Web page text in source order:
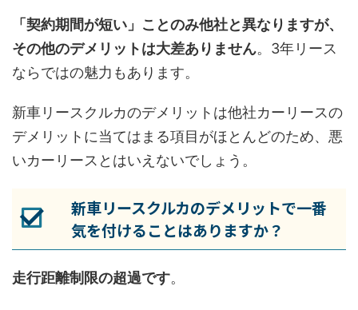
「契約期間が短い」ことのみ他社と異なりますが、
その他のデメリットは大差ありません。3年リース
ならではの魅力もあります。
新車リースクルカのデメリットは他社カーリースの
デメリットに当てはまる項目がほとんどのため、悪
いカーリースとはいえないでしょう。
新車リースクルカのデメリットで一番
気を付けることはありますか？
走行距離制限の超過です。